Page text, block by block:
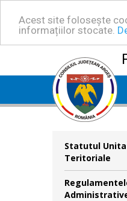
Acest site folosește
informațiilor stocate.
Statutul
Teritoriale